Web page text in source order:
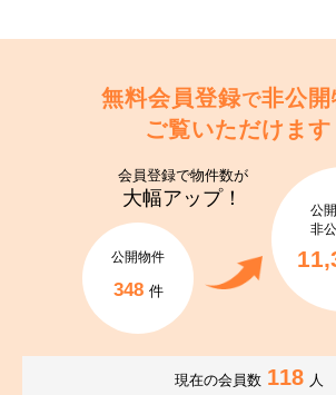
無料会員登録で非公開
ご覧いただけます
会員登録で物件数が
大幅アップ！
公開物件
348 件
公
非
現在の会員数 118 人